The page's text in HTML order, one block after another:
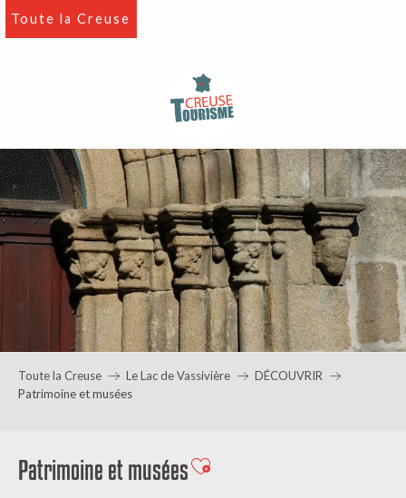
Aller
Toute la Creuse
Toute la Creuse Le Lac de Vassivière
DÉCOUVRIR
Patrimoine et musées
Patrimoine et muséesAjouter aux favoris